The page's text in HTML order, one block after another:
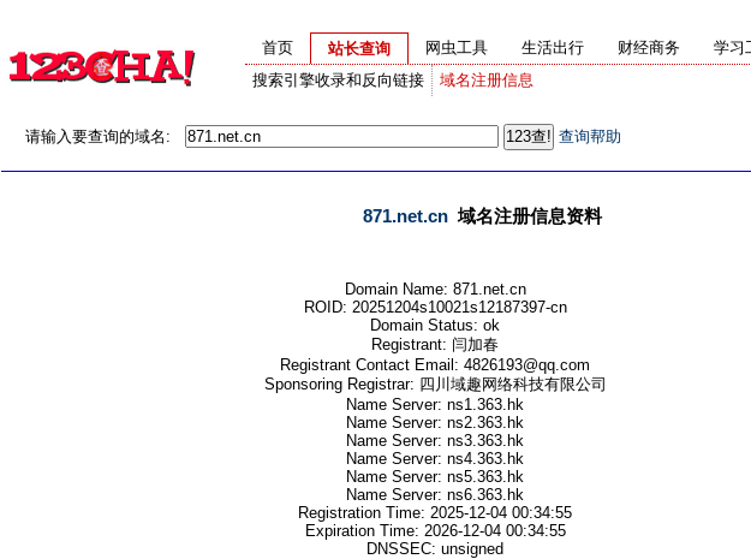
首页
站长查询
搜索引擎收录和反向链接
域名注册信息
网虫工具 生活出行 财经商务 学习
请输入要查询的域名: 查询帮助
871.net.cn域名注册信息资料
Domain Name: 871.net.cn
ROID: 20251204s10021s12187397-cn
Domain Status: ok
Registrant: 闫加春
Registrant Contact Email: 4826193@qq.com
Sponsoring Registrar: 四川域趣网络科技有限公司
Name Server: ns1.363.hk
Name Server: ns2.363.hk
Name Server: ns3.363.hk
Name Server: ns4.363.hk
Name Server: ns5.363.hk
Name Server: ns6.363.hk
Registration Time: 2025-12-04 00:34:55
Expiration Time: 2026-12-04 00:34:55
DNSSEC: unsigned